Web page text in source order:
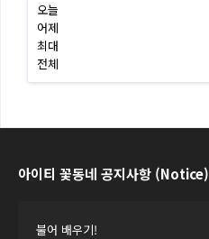
오늘
어제
최대
전체
아이티 꽃동네 공지사항 (Notice)
불어 배우기!